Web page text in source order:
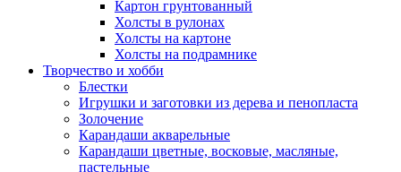
Картон грунтованный
Холсты в рулонах
Холсты на картоне
Холсты на подрамнике
Творчество и хобби
Блестки
Игрушки и заготовки из дерева и пенопласта
Золочение
Карандаши акварельные
Карандаши цветные, восковые, масляные,
пастельные